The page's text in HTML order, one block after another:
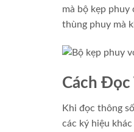
mà bộ kẹp
thùng phuy mà
Cách Đọc
Khi đọc thông
các ký hiệu